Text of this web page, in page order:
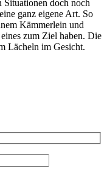
doch noch
ganz eigene Art. So
Kämmerlein und
zum Ziel haben. Die
Lächeln im Gesicht.